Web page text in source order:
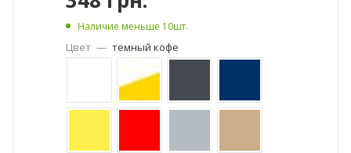
Наличие меньше 10шт.
Цвет — темный кофе